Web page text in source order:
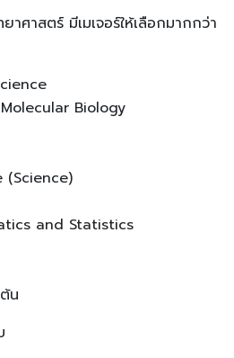
ศาสตร์ มีเมเจอร์ให้เลือกมากกว่า
Biology
(Science)
and Statistics
น